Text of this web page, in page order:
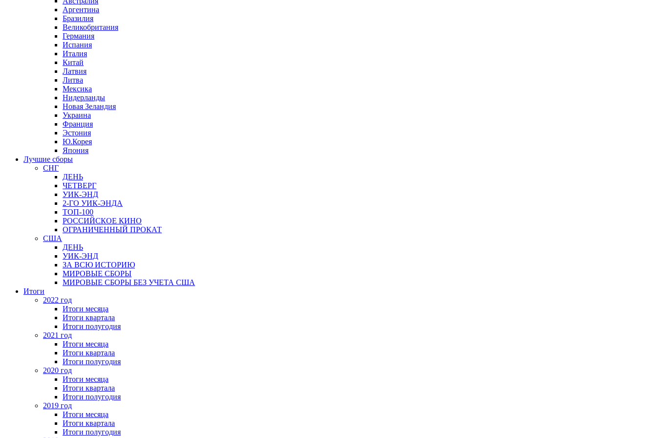
Аргентина
Бразилия
Великобритания
Германия
Испания
Италия
Китай
Латвия
Литва
Мексика
Нидерланды
Новая Зеландия
Украина
Франция
Эстония
Ю.Корея
Япония
Лучшие сборы
СНГ
ДЕНЬ
ЧЕТВЕРГ
УИК-ЭНД
2-ГО УИК-ЭНДА
ТОП-100
РОССИЙСКОЕ КИНО
ОГРАНИЧЕННЫЙ ПРОКАТ
США
ДЕНЬ
УИК-ЭНД
ЗА ВСЮ ИСТОРИЮ
МИРОВЫЕ СБОРЫ
МИРОВЫЕ СБОРЫ БЕЗ УЧЕТА США
Итоги
2022 год
Итоги месяца
Итоги квартала
Итоги полугодия
2021 год
Итоги месяца
Итоги квартала
Итоги полугодия
2020 год
Итоги месяца
Итоги квартала
Итоги полугодия
2019 год
Итоги месяца
Итоги квартала
Итоги полугодия